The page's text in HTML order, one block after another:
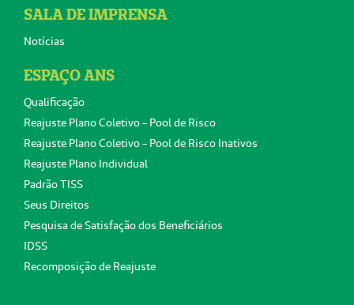
SALA DE IMPRENSA
Notícias
ESPAÇO ANS
Qualificação
Reajuste Plano Coletivo - Pool de Risco
Reajuste Plano Coletivo - Pool de Risco Inativos
Reajuste Plano Individual
Padrão TISS
Seus Direitos
Pesquisa de Satisfação dos Beneficiários
IDSS
Recomposição de Reajuste